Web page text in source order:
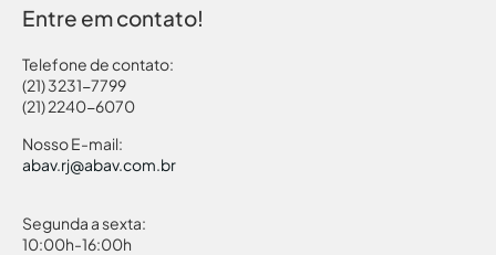
Entre em contato!
Telefone de contato:
(21) 3231-7799
(21) 2240-6070
Nosso E-mail:
abav.rj@abav.com.br
Segunda a sexta:
10:00h-16:00h